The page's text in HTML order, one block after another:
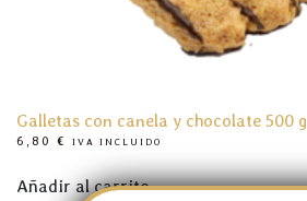
Galletas con canela y chocolate 500 g
6,80 € IVA INCLUIDO
Añadir al carrito